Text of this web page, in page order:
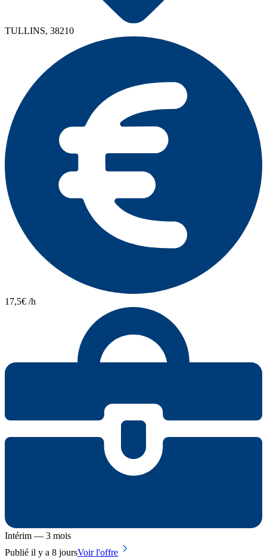
TULLINS, 38210
17,5€ /h
Intérim — 3 mois
Publié il y a 8 joursVoir l'offre